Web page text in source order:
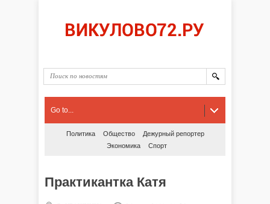
Go to...
Политика Общество
Дежурный репортер
Экономика
Спорт
Практикантка Катя